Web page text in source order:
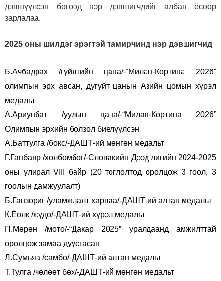
дэвшүүлсэн бөгөөд нэр дэвшигчдийг албан ёсоор
зарлалаа.
2025 оны шилдэг эрэгтэй тамирчинд нэр дэвшигчид
Б.Ачбадрах /гүйлтийн цана/-“Милан-Кортина 2026”
олимпын эрх авсан, дугуйт цанын Азийн цомын хүрэл
медальт
А.Ариунбат /уулын цана/-“Милан-Кортина 2026”
Олимпын эрхийн болзол биелүүлсэн
А.Баттулга /бокс/-ДАШТ-ий мөнгөн медальт
Г.Ганбаяр /хөлбөмбөг/-Словакийн Дээд лигийн 2024-2025
оны улирал VIII байр (20 тоглолтод оролцож 3 гоол, 3
гоолын дамжуулалт)
Б.Ганзориг /уламжлалт харваа/-ДАШТ-ий алтан медальт
К.Ёолк /жүдо/-ДАШТ-ий хүрэл медальт
П.Мөрөн /мото/-“Дакар 2025” уралдаанд амжилттай
оролцож замаа дуусгасан
Л.Сумьяа /самбо/-ДАШТ-ий алтан медальт
Т.Тулга /чөлөөт бөх/-ДАШТ-ий мөнгөн медальт